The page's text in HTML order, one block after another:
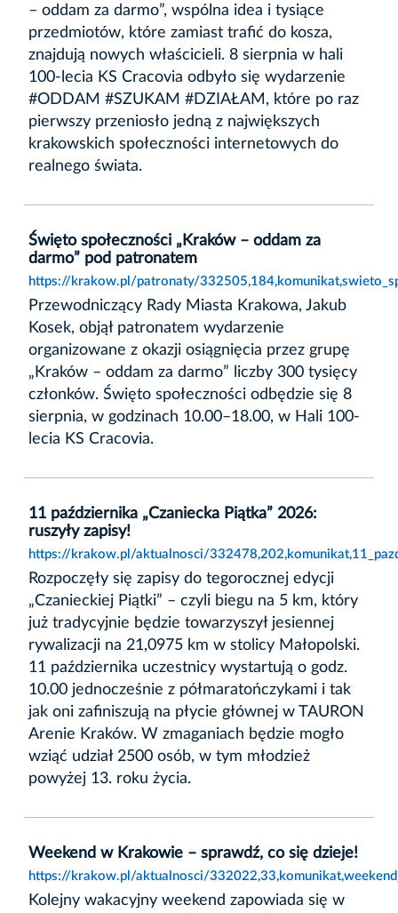
– oddam za darmo”, wspólna idea i tysiące
przedmiotów, które zamiast trafić do kosza,
znajdują nowych właścicieli. 8 sierpnia w hali
100-lecia KS Cracovia odbyło się wydarzenie
#ODDAM #SZUKAM #DZIAŁAM, które po raz
pierwszy przeniosło jedną z największych
krakowskich społeczności internetowych do
realnego świata.
Święto społeczności „Kraków – oddam za
darmo” pod patronatem
https://krakow.pl/patronaty/
Przewodniczący Rady Miasta Krakowa, Jakub
Kosek, objął patronatem wydarzenie
organizowane z okazji osiągnięcia przez grupę
„Kraków – oddam za darmo” liczby 300 tysięcy
członków. Święto społeczności odbędzie się 8
sierpnia, w godzinach 10.00–18.00, w Hali 100-
lecia KS Cracovia.
11 października „Czaniecka Piątka” 2026:
ruszyły zapisy!
https://krakow.pl/aktualnosci/
Rozpoczęły się zapisy do tegorocznej edycji
„Czanieckiej Piątki” – czyli biegu na 5 km, który
już tradycyjnie będzie towarzyszył jesiennej
rywalizacji na 21,0975 km w stolicy Małopolski.
11 października uczestnicy wystartują o godz.
10.00 jednocześnie z półmaratończykami i tak
jak oni zafiniszują na płycie głównej w TAURON
Arenie Kraków. W zmaganiach będzie mogło
wziąć udział 2500 osób, w tym młodzież
powyżej 13. roku życia.
Weekend w Krakowie – sprawdź, co się dzieje!
https://krakow.pl/aktualnosci/
Kolejny wakacyjny weekend zapowiada się w